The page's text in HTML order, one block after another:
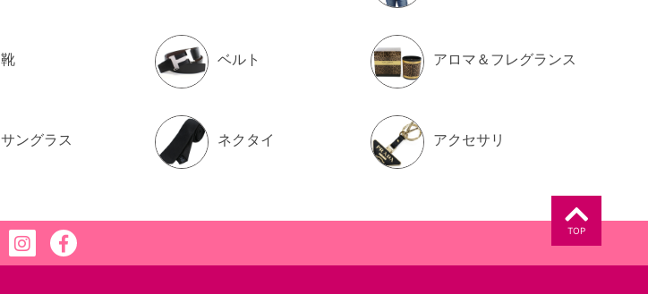
靴 ベルト アロマ＆フレグランス
サングラス ネクタイ アクセサリ
TOP